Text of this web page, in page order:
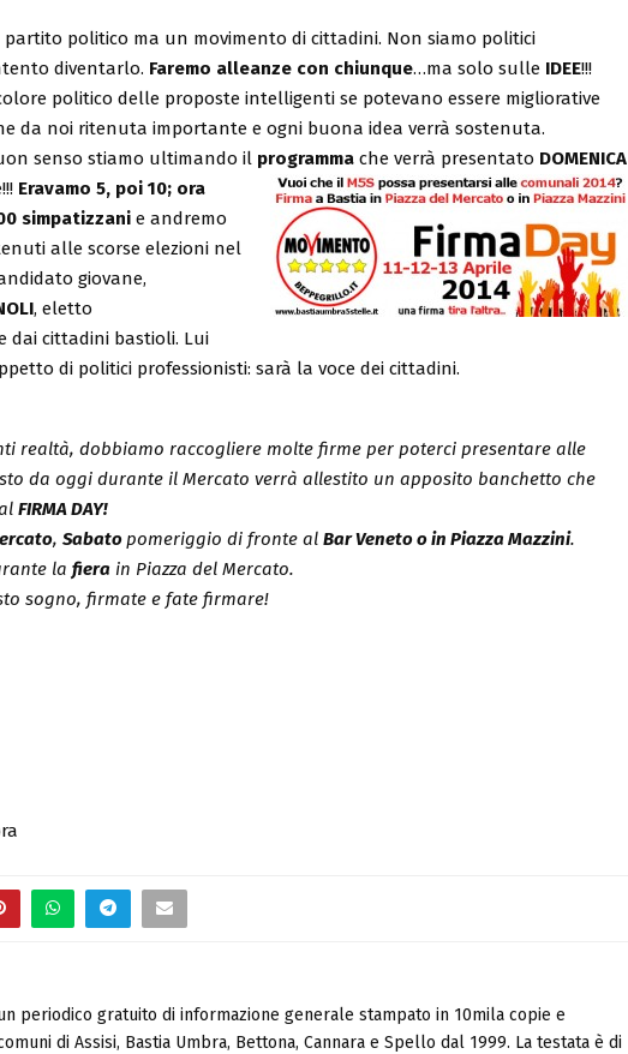
politico ma un movimento di cittadini. Non siamo politici
diventarlo. Faremo alleanze con chiunque…ma solo sulle IDEE!!!
politico delle proposte intelligenti se potevano essere migliorative
da noi ritenuta importante e ogni buona idea verrà sostenuta.
senso stiamo ultimando il programma che verrà presentato DOMENICA
Eravamo 5, poi 10; ora
simpatizzani e andremo
alle scorse elezioni nel
giovane,
, eletto
dai cittadini bastioli. Lui
di politici professionisti: sarà la voce dei cittadini.
realtà, dobbiamo raccogliere molte firme per poterci presentare alle
da oggi durante il Mercato verrà allestito un apposito banchetto che
FIRMA DAY!
, Sabato pomeriggio di fronte al Bar Veneto o in Piazza Mazzini.
la fiera in Piazza del Mercato.
sogno, firmate e fate firmare!
periodico gratuito di informazione generale stampato in 10mila copie e
di Assisi, Bastia Umbra, Bettona, Cannara e Spello dal 1999. La testata è di